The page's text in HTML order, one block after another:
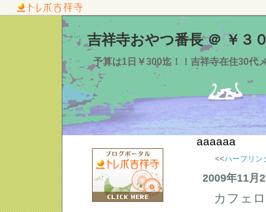
吉祥寺おやつ番長 ＠ ￥３
予算は1日￥300迄！！吉祥寺在住30代
aaaaaa
<<ハーフリン
2009年11月
カフェ